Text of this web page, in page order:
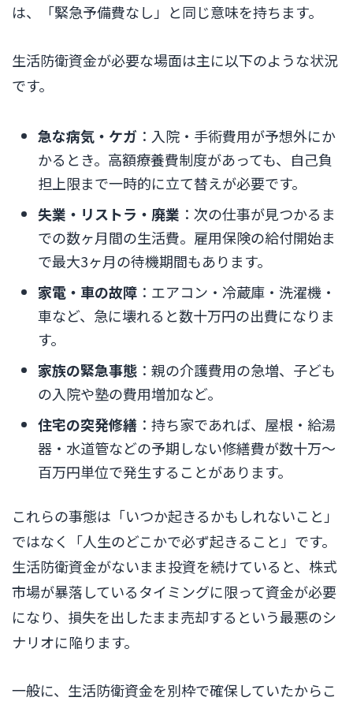
は、「緊急予備費なし」と同じ意味を持ちます。
生活防衛資金が必要な場面は主に以下のような状況
です。
急な病気・ケガ ：入院・手術費用が予想外にか
かるとき。高額療養費制度があっても、自己負
担上限まで一時的に立て替えが必要です。
失業・リストラ・廃業 ：次の仕事が見つかるま
での数ヶ月間の生活費。雇用保険の給付開始ま
で最大3ヶ月の待機期間もあります。
家電・車の故障 ：エアコン・冷蔵庫・洗濯機・
車など、急に壊れると数十万円の出費になりま
す。
家族の緊急事態 ：親の介護費用の急増、子ども
の入院や塾の費用増加など。
住宅の突発修繕 ：持ち家であれば、屋根・給湯
器・水道管などの予期しない修繕費が数十万〜
百万円単位で発生することがあります。
これらの事態は「いつか起きるかもしれないこと」
ではなく「人生のどこかで必ず起きること」です。
生活防衛資金がないまま投資を続けていると、株式
市場が暴落しているタイミングに限って資金が必要
になり、損失を出したまま売却するという最悪のシ
ナリオに陥ります。
一般に、生活防衛資金を別枠で確保していたからこ